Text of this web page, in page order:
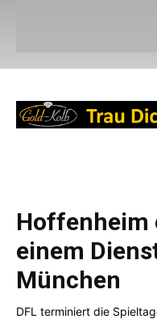
Hoffenheim
einem
München
DFL terminiert die